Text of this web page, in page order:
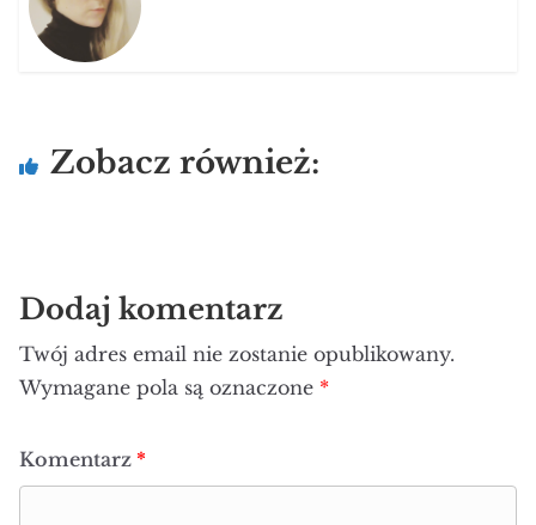
Zobacz również:
Dodaj komentarz
Twój adres email nie zostanie opublikowany.
Wymagane pola są oznaczone *
Komentarz *